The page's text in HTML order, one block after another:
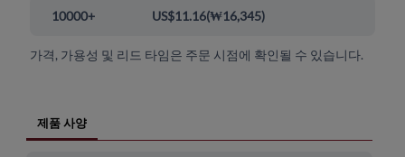
10000+ US$11.16(₩16,345)
가격, 가용성 및 리드 타임은 주문 시점에 확인될 수 있습니다.
제품 사양